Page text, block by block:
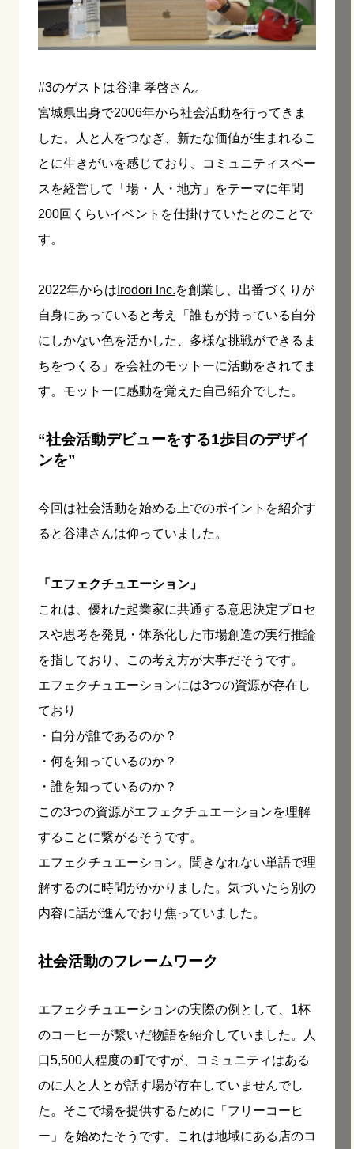
#3のゲストは谷津 孝啓さん。
宮城県出身で2006年から社会活動を行ってきま
した。
人と人をつなぎ、新たな価値が生まれるこ
とに生きがいを感じており、コミュニティスペー
スを経営して
「場・人・地方」をテーマに年間
200回くらいイベントを仕掛けていたとのことで
す。
2022年からは Irodori Inc.を創業 し、出番づくりが
自身にあっていると考え「誰もが持っている自分
にしかない色を活かした、多様な挑戦ができるま
ちをつくる」を会社のモットーに活動をされてま
す。モットーに感動を覚えた自己紹介でした。
“社会活動デビューをする1歩目のデザイ
ンを”
今回は社会活動を始める上でのポイントを紹介す
ると谷津さんは仰っていました。
「エフェクチュエーション」
これは、優れた起業家に共通する意思決定プロセ
スや思考を発見・体系化した市場創造の実行推論
を指しており、この考え方が大事だそうです。
エフェクチュエーションには3つの資源が存在し
ており
・自分が誰であるのか？
・何を知っているのか？
・誰を知っているのか？
この3つの資源がエフェクチュエーションを理解
することに繋がるそうです。
エフェクチュエーション。聞きなれない単語で理
解するのに時間がかかりました。気づいたら別の
内容に話が進んでおり焦っていました。
社会活動のフレームワーク
エフェクチュエーションの実際の例として、 1杯
のコーヒーが繋いだ物語を紹介していました。人
口5,500人程度の町ですが、コミュニティはある
のに人と人とが話す場が存在していませんでし
た。そこで場を提供するために「フリーコーヒ
ー」を始めたそうです。これは地域にある店のコ